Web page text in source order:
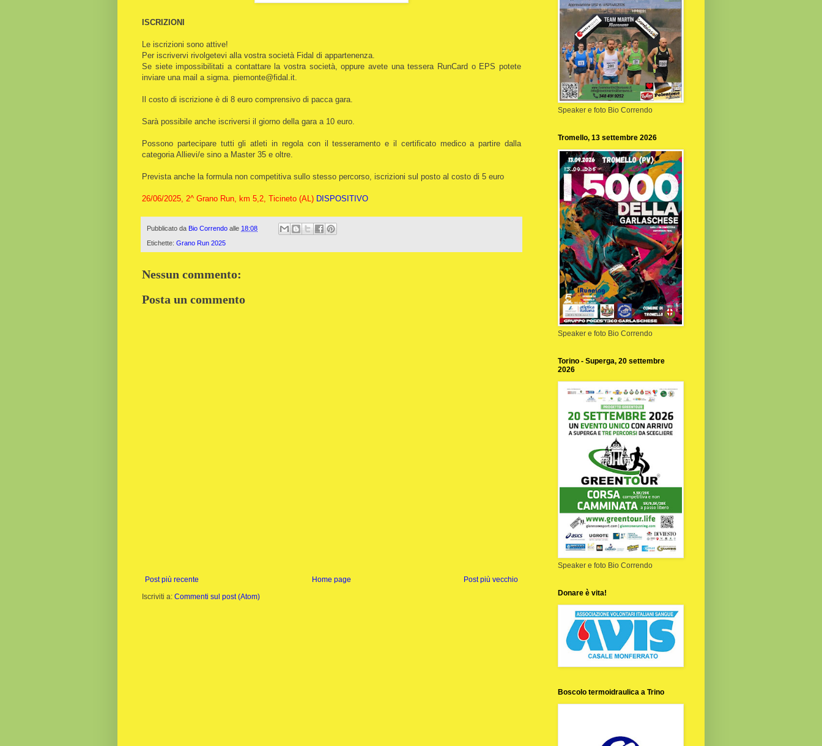
ISCRIZIONI
Le iscrizioni sono attive!
Per iscrivervi rivolgetevi alla vostra società Fidal di appartenenza.
Se siete impossibilitati a contattare la vostra società, oppure avete una tessera RunCard o EPS potete
inviare una mail a sigma. piemonte@fidal.it.
Il costo di iscrizione è di 8 euro comprensivo di pacca gara.
Sarà possibile anche iscriversi il giorno della gara a 10 euro.
Possono partecipare tutti gli atleti in regola con il tesseramento e il certificato medico a partire dalla
categoria Allievi/e sino a Master 35 e oltre.
Prevista anche la formula non competitiva sullo stesso percorso, iscrizioni sul posto al costo di 5 euro
26/06/2025, 2^ Grano Run, km 5,2, Ticineto (AL) DISPOSITIVO
Pubblicato da Bio Correndo alle 18:08
Etichette: Grano Run 2025
Nessun commento:
Posta un commento
Post più recente Post più vecchio
Home page
Iscriviti a: Commenti sul post (Atom)
Speaker e foto Bio Correndo
Tromello, 13 settembre 2026
Speaker e foto Bio Correndo
Torino - Superga, 20 settembre
2026
Speaker e foto Bio Correndo
Donare è vita!
Boscolo termoidraulica a Trino